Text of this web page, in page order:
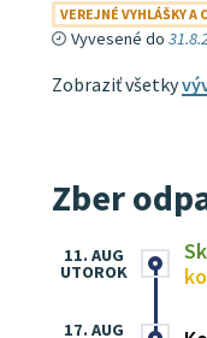
VEREJNÉ VYHLÁŠKY A
Vyvesené do
Zobraziť všetky
Zber
11. AUG
UTOROK
17. AUG